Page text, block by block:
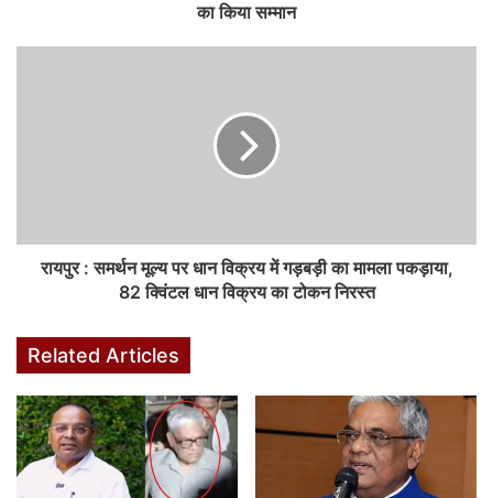
का किया सम्मान
रायपुर : समर्थन मूल्य पर धान विक्रय में गड़बड़ी का मामला पकड़ाया,
82 क्विंटल धान विक्रय का टोकन निरस्त
Related Articles